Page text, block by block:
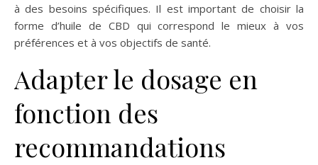
à des besoins spécifiques. Il est important de choisir la
forme d’huile de CBD qui correspond le mieux à vos
préférences et à vos objectifs de santé.
Adapter le dosage en
fonction des
recommandations